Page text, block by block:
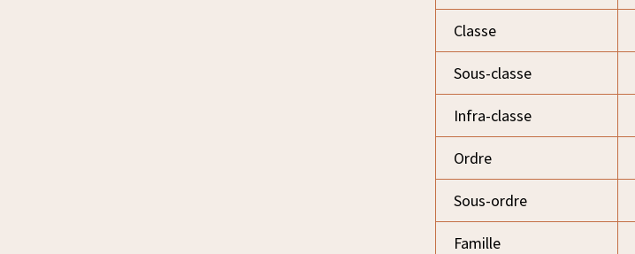
Classe
Sous-classe
Infra-classe
Ordre
Sous-ordre
Famille